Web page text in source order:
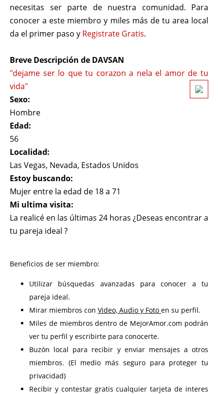
necesitas ser parte de nuestra comunidad. Para
conocer a este miembro y miles más de tu area local
da el primer paso y Registrate Gratis.
Breve Descripción de DAVSAN
"dejame ser lo que tu corazon a nela el amor de tu
vida"
Sexo:
Hombre
Edad:
56
Localidad:
Las Vegas, Nevada, Estados Unidos
Estoy buscando:
Mujer entre la edad de 18 a 71
Mi ultima visita:
La realicé en las últimas 24 horas ¿Deseas encontrar a
tu pareja ideal ?
Beneficios de ser miembro:
Utilizar búsquedas avanzadas para conocer a tu
pareja ideal.
Mirar miembros con Video, Audio y Foto en su perfil.
Miles de miembros dentro de MejorAmor.com podrán
ver tu perfil y escribirte para conocerte.
Buzón local para recibir y enviar mensajes a otros
miembros. (El medio más seguro para proteger tu
privacidad)
Recibir y contestar gratis cualquier tarjeta de interes